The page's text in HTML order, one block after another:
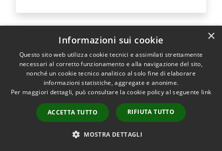
Ospedale M.O. Locatelli Piario PS
Generale
IndirizzoVia Groppino, 22
Ospedale M.O. Locatelli Piario PS Generale...
×
Informazioni sui cookie
Questo sito web utilizza cookie tecnici e assimilati strettamente
necessari al corretto funzionamento e alla navigazione del sito,
nonché un cookie tecnico analitico al solo fine di elaborare
informazioni statistiche, aggregate e anonime.
Per maggiori dettagli, può consultare la cookie policy al seguente link
ACCETTA TUTTO RIFIUTA TUTTO
MOSTRA DETTAGLI